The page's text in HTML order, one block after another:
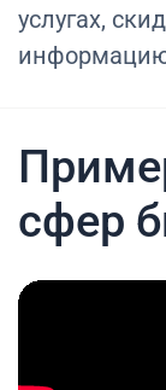
услугах,
сфер